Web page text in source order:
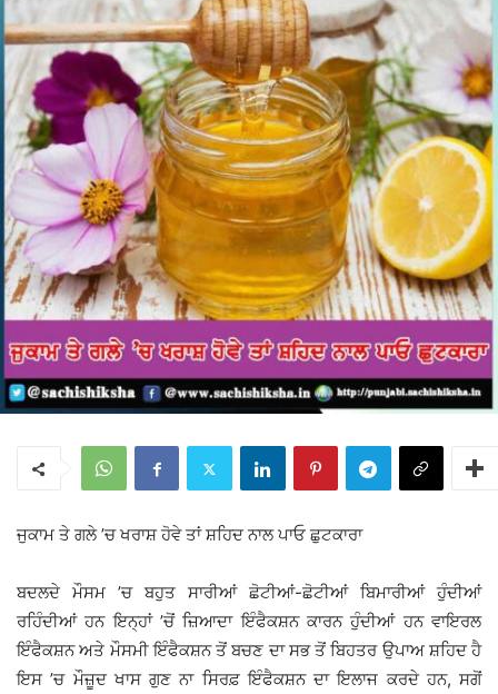
ਜੁਕਾਮ ਤੇ ਗਲੇ ’ਚ ਖਰਾਸ਼ ਹੋਵੇ ਤਾਂ ਸ਼ਹਿਦ ਨਾਲ ਪਾਓ ਛੁਟਕਾਰਾ
ਬਦਲਦੇ ਮੌਸਮ ’ਚ ਬਹੁਤ ਸਾਰੀਆਂ ਛੋਟੀਆਂ-ਛੋਟੀਆਂ ਬਿਮਾਰੀਆਂ ਹੁੰਦੀਆਂ
ਰਹਿੰਦੀਆਂ ਹਨ ਇਨ੍ਹਾਂ ’ਚੋਂ ਜ਼ਿਆਦਾ ਇੰਫੈਕਸ਼ਨ ਕਾਰਨ ਹੁੰਦੀਆਂ ਹਨ ਵਾਇਰਲ
ਇੰਫੈਕਸ਼ਨ ਅਤੇ ਮੌਸਮੀ ਇੰਫੈਕਸ਼ਨ ਤੋਂ ਬਚਣ ਦਾ ਸਭ ਤੋਂ ਬਿਹਤਰ ਉਪਾਅ ਸ਼ਹਿਦ ਹੈ
ਇਸ ’ਚ ਮੌਜ਼ੂਦ ਖਾਸ ਗੁਣ ਨਾ ਸਿਰਫ਼ ਇੰਫੈਕਸ਼ਨ ਦਾ ਇਲਾਜ ਕਰਦੇ ਹਨ, ਸਗੋਂ